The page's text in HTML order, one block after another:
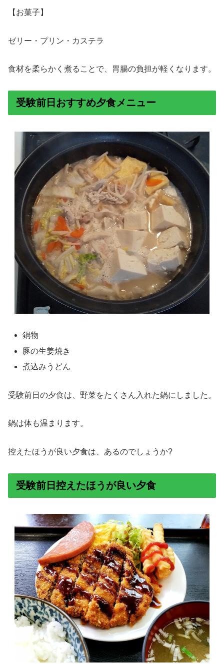
【お菓子】
ゼリー・プリン・カステラ
食材を柔らかく煮ることで、胃腸の負担が軽くなります。
受験前日おすすめ夕食メニュー
鍋物
豚の生姜焼き
煮込みうどん
受験前日の夕食は、野菜をたくさん入れた鍋にしました。
鍋は体も温まります。
控えたほうが良い夕食は、あるのでしょうか?
受験前日控えたほうが良い夕食